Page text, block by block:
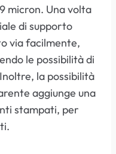
micron. Una volta
di supporto
via facilmente,
le possibilità di
la possibilità
aggiunge una
stampati, per